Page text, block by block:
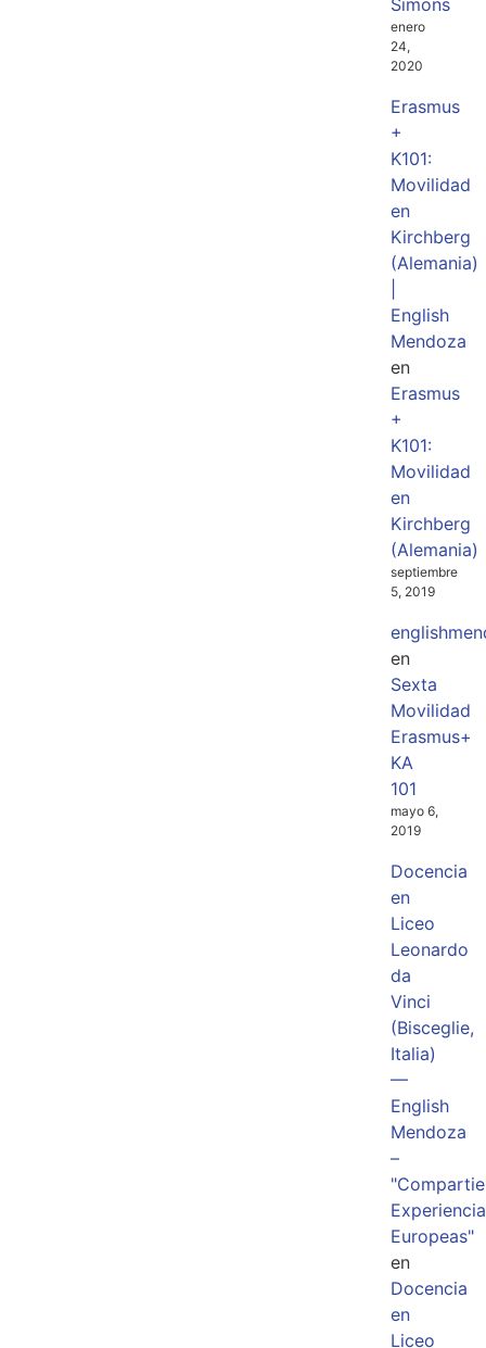
enero
24,
2020
Erasmus
+
K101:
Movilidad
en
Kirchberg
(Alemania)
English
Mendoza
en
Erasmus
+
K101:
Movilidad
en
Kirchberg
(Alemania)
septiembre
5, 2019
en
Sexta
Movilidad
Erasmus+
KA
101
mayo 6,
2019
Docencia
en
Liceo
Leonardo
da
Vinci
(Bisceglie,
Italia)
—
English
Mendoza
–
Europeas"
en
Docencia
en
Liceo